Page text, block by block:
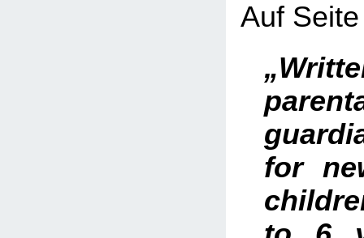
Auf
for